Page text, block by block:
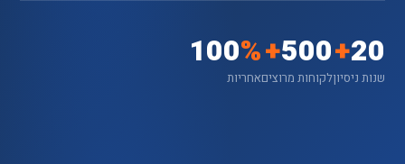
20
+
שנות ניסיון
500
+
לקוחות מרוצים
100%
אחריות